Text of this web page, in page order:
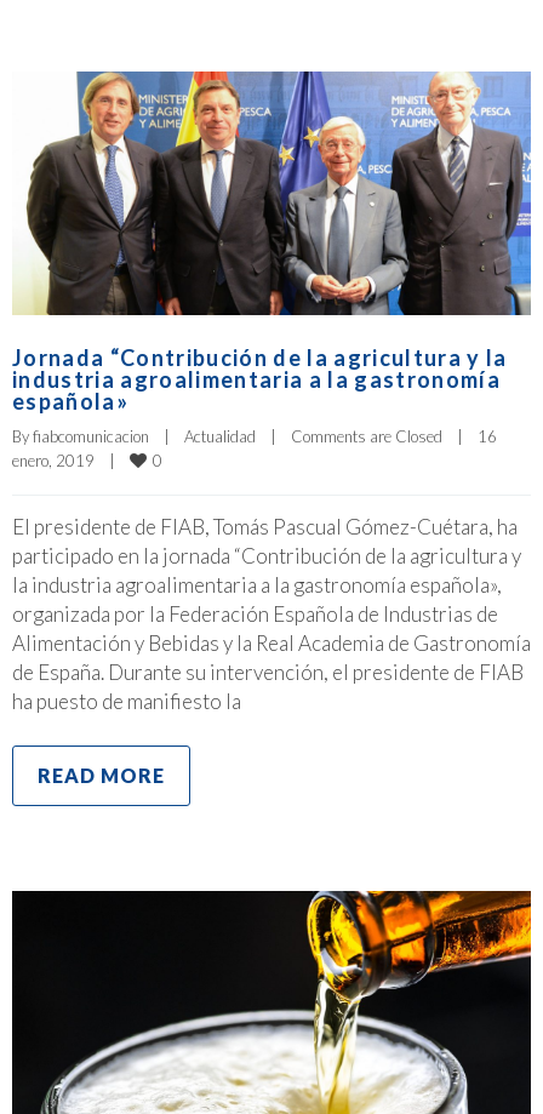
Jornada “Contribución de la agricultura y la
industria agroalimentaria a la gastronomía
española»
By fiabcomunicacion Actualidad Comments are Closed
16
enero, 2019
0
El presidente de FIAB, Tomás Pascual Gómez-Cuétara, ha
participado en la jornada “Contribución de la agricultura y
la industria agroalimentaria a la gastronomía española»,
organizada por la Federación Española de Industrias de
Alimentación y Bebidas y la Real Academia de Gastronomía
de España. Durante su intervención, el presidente de FIAB
ha puesto de manifiesto la
READ MORE